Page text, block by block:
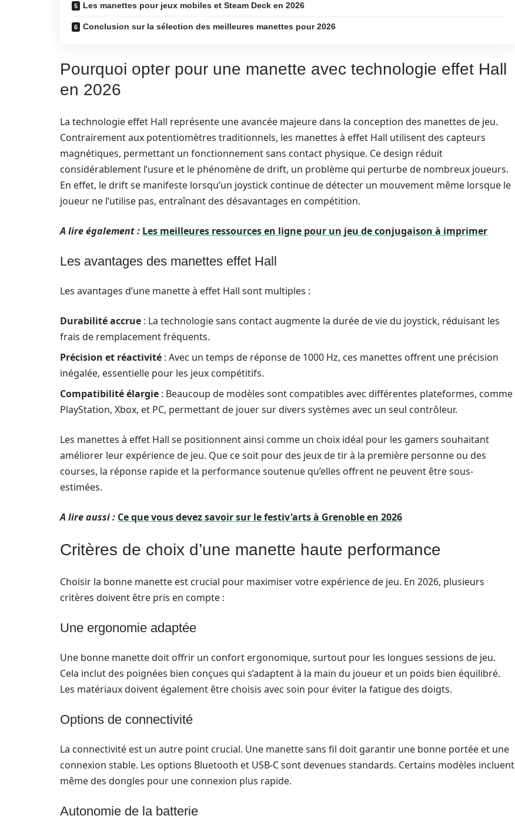
Les manettes pour jeux mobiles et Steam Deck en 2026
Conclusion sur la sélection des meilleures manettes pour 2026
Pourquoi opter pour une manette avec technologie effet Hall
en 2026
La technologie effet Hall représente une avancée majeure dans la conception des manettes de jeu.
Contrairement aux potentiomètres traditionnels, les manettes à effet Hall utilisent des capteurs
magnétiques, permettant un fonctionnement sans contact physique. Ce design réduit
considérablement l’usure et le phénomène de drift, un problème qui perturbe de nombreux joueurs.
En effet, le drift se manifeste lorsqu’un joystick continue de détecter un mouvement même lorsque le
joueur ne l’utilise pas, entraînant des désavantages en compétition.
A lire également : Les meilleures ressources en ligne pour un jeu de conjugaison à imprimer
Les avantages des manettes effet Hall
Les avantages d’une manette à effet Hall sont multiples :
Durabilité accrue : La technologie sans contact augmente la durée de vie du joystick, réduisant les
frais de remplacement fréquents.
Précision et réactivité : Avec un temps de réponse de 1000 Hz, ces manettes offrent une précision
inégalée, essentielle pour les jeux compétitifs.
Compatibilité élargie : Beaucoup de modèles sont compatibles avec différentes plateformes, comme
PlayStation, Xbox, et PC, permettant de jouer sur divers systèmes avec un seul contrôleur.
Les manettes à effet Hall se positionnent ainsi comme un choix idéal pour les gamers souhaitant
améliorer leur expérience de jeu. Que ce soit pour des jeux de tir à la première personne ou des
courses, la réponse rapide et la performance soutenue qu’elles offrent ne peuvent être sous-
estimées.
A lire aussi : Ce que vous devez savoir sur le festiv'arts à Grenoble en 2026
Critères de choix d’une manette haute performance
Choisir la bonne manette est crucial pour maximiser votre expérience de jeu. En 2026, plusieurs
critères doivent être pris en compte :
Une ergonomie adaptée
Une bonne manette doit offrir un confort ergonomique, surtout pour les longues sessions de jeu.
Cela inclut des poignées bien conçues qui s’adaptent à la main du joueur et un poids bien équilibré.
Les matériaux doivent également être choisis avec soin pour éviter la fatigue des doigts.
Options de connectivité
La connectivité est un autre point crucial. Une manette sans fil doit garantir une bonne portée et une
connexion stable. Les options Bluetooth et USB-C sont devenues standards. Certains modèles incluent
même des dongles pour une connexion plus rapide.
Autonomie de la batterie